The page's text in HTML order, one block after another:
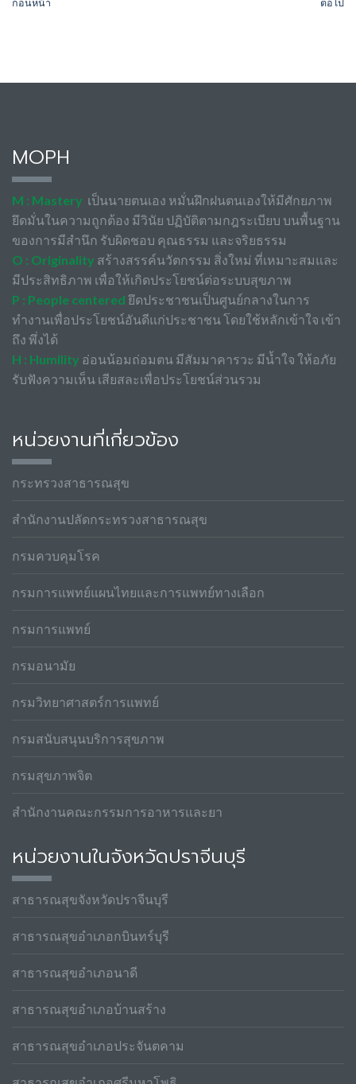
ก่อนหน้า ต่อไป
MOPH
M : Mastery เป็นนายตนเอง หมั่นฝึกฝนตนเองให้มีศักยภาพ
ยึดมั่นในความถูกต้อง มีวินัย ปฏิบัติตามกฎระเบียบ บนพื้นฐาน
ของการมีสำนึก รับผิดชอบ คุณธรรม และจริยธรรม
O : Originality สร้างสรรค์นวัตกรรม สิ่งใหม่ ที่เหมาะสมและ
มีประสิทธิภาพ เพื่อให้เกิดประโยชน์ต่อระบบสุขภาพ
P : People centered ยึดประชาชนเป็นศูนย์กลางในการ
ทำงานเพื่อประโยชน์อันดีแก่ประชาชน โดยใช้หลักเข้าใจ เข้า
ถึง พึ่งได้
H : Humility อ่อนน้อมถ่อมตน มีสัมมาคารวะ มีน้ำใจ ให้อภัย
รับฟังความเห็น เสียสละเพื่อประโยชน์ส่วนรวม
หน่วยงานที่เกี่ยวข้อง
กระทรวงสาธารณสุข
สำนักงานปลัดกระทรวงสาธารณสุข
กรมควบคุมโรค
กรมการแพทย์แผนไทยและการแพทย์ทางเลือก
กรมการแพทย์
กรมอนามัย
กรมวิทยาศาสตร์การแพทย์
กรมสนับสนุนบริการสุขภาพ
กรมสุขภาพจิต
สำนักงานคณะกรรมการอาหารและยา
หน่วยงานในจังหวัดปราจีนบุรี
สาธารณสุขจังหวัดปราจีนบุรี
สาธารณสุขอำเภอกบินทร์บุรี
สาธารณสุขอำเภอนาดี
สาธารณสุขอำเภอบ้านสร้าง
สาธารณสุขอำเภอประจันตคาม